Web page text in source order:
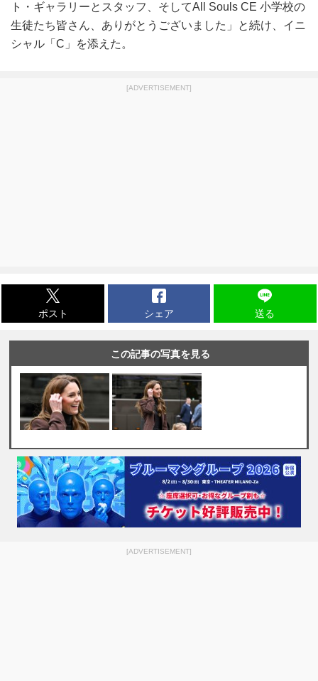
ト・ギャラリーとスタッフ、そしてAll Souls CE 小学校の
生徒たち皆さん、ありがとうございました」と続け、イニ
シャル「C」を添えた。
[ADVERTISEMENT]
ポスト シェア 送る
この記事の写真を見る
[ADVERTISEMENT]